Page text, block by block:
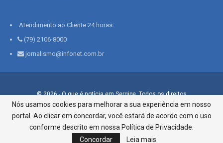
Atendimento ao Cliente 24 horas:
(79) 2106-8000
jornalismo@infonet.com.br
© 2026 - O que é notícia em Sergipe. Todos os direitos
reservados.
Infonet - Rua Monsenhor Silveira 276, Bairro São José |
Aracaju-SE, CEP 49015-030, Fone: 79.2106.8000 - CI Centro de
Informações LTDA
Nós usamos cookies para melhorar a sua experiência em nosso
portal. Ao clicar em concordar, você estará de acordo com o uso
conforme descrito em nossa Política de Privacidade.
Concordar
Leia mais